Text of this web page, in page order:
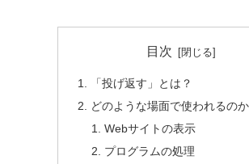
目次
「投げ返す」とは？
どのような場面で使われるのか
Webサイトの表示
プログラムの処理